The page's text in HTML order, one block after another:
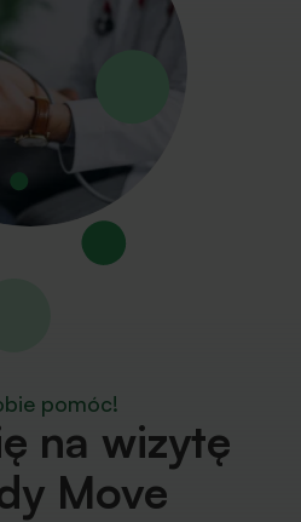
pomóc!
na wizytę
Move